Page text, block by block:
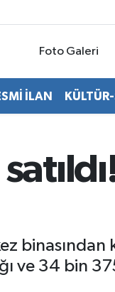
Foto Galeri
İLAN
binasından
ve 34 bin